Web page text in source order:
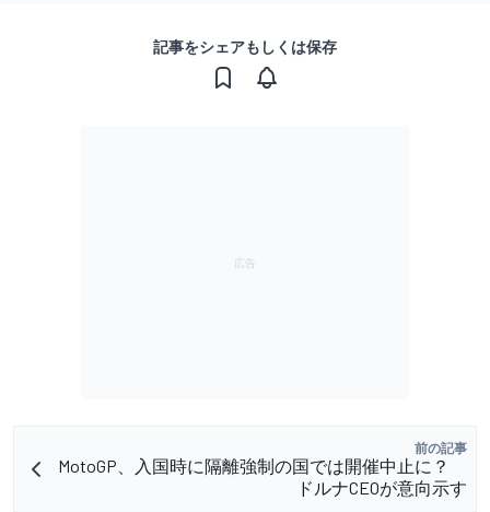
記事をシェアもしくは保存
前の記事
MotoGP、入国時に隔離強制の国では開催中止に？
ドルナCEOが意向示す